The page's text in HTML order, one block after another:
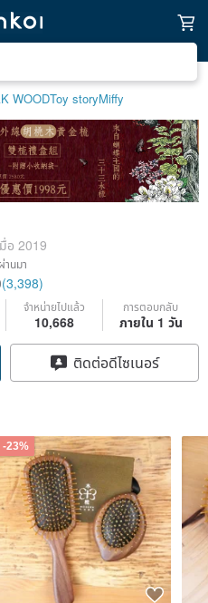
WOODToy storyMiffy
อ 2019
านมา
(3,398)
จำหน่ายไปแล้ว
10,668
การตอบกลับ
ภายใน 1 วัน
ติดต่อดีไซเนอร์
-23%